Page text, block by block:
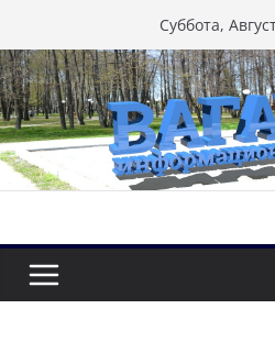
к
содержимому
Суббота,